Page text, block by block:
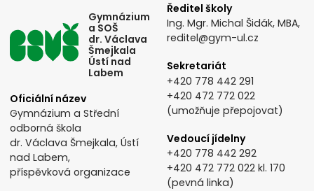
Gymnázium
a SOŠ
dr. Václava
Šmejkala
Ústí nad
Labem
Oficiální název
Gymnázium a Střední
odborná škola
dr. Václava Šmejkala, Ústí
nad Labem,
příspěvková organizace
Ředitel školy
Ing. Mgr. Michal Šidák, MBA,
reditel@gym-ul.cz
Sekretariát
+420 778 442 291
+420 472 772 022
(umožňuje přepojovat)
Vedoucí jídelny
+420 778 442 292
+420 472 772 022 kl. 170
(pevná linka)